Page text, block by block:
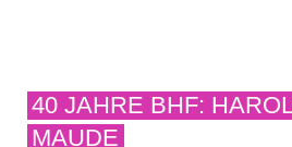
40 JAHRE BHF:
MAUDE